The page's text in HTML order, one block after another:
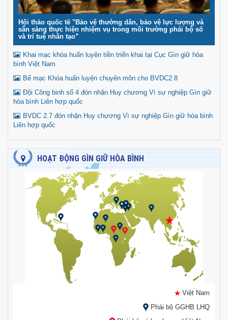
Hội thảo quốc tế "Bảo vệ thường dân, bảo vệ lực lượng và
sẵn sàng thực hiện nhiệm vụ trong môi trường phái bộ số
và trí tuệ nhân tạo”
Khai mạc khóa huấn luyện tiền triển khai tại Cục Gìn giữ hòa
bình Việt Nam
Bế mạc Khóa huấn luyện chuyên môn cho BVDC2.8
Đội Công binh số 4 đón nhận Huy chương Vì sự nghiệp Gìn giữ
hòa bình Liên hợp quốc
BVDC 2.7 đón nhận Huy chương Vì sự nghiệp Gìn giữ hòa bình
Liên hợp quốc
HOẠT ĐỘNG GÌN GIỮ HÒA BÌNH
Việt Nam
Phái bộ GGHB LHQ